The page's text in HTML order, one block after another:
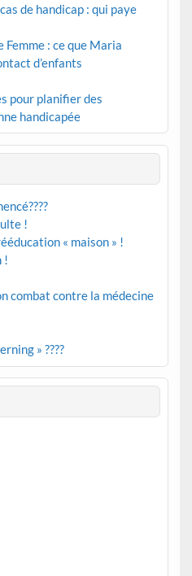
de handicap : qui paye
Femme : ce que Maria
d’enfants
pour planifier des
handicapée
!
« maison » !
!
combat contre la médecine
» ????